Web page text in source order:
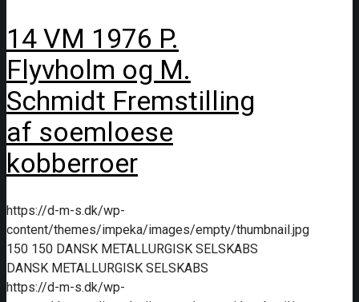
14 VM 1976 P.
Flyvholm og M.
Schmidt Fremstilling
af soemloese
kobberroer
https://d-m-s.dk/wp-
content/themes/impeka/images/empty/thumbnail.jpg
150 150 DANSK METALLURGISK SELSKABS
DANSK METALLURGISK SELSKABS
https://d-m-s.dk/wp-